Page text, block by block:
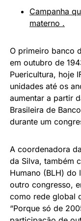
Campanha
materno .
O primeiro banco
em outubro de
Puericultura, hoje
unidades até os
aumentar a partir
Brasileira de
durante um
A coordenadora
da Silva, também
Humano (BLH) do
outro congresso,
como rede global
“Porque só de